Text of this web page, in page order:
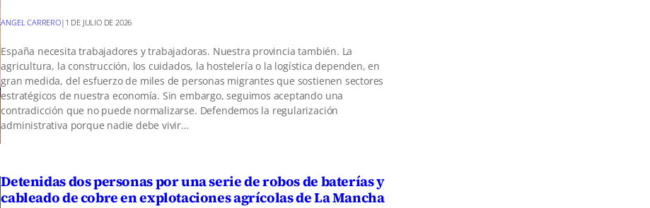
ANGEL CARRERO| 1 DE JULIO DE 2026
España necesita trabajadores y trabajadoras. Nuestra provincia también. La
agricultura, la construcción, los cuidados, la hostelería o la logística dependen, en
gran medida, del esfuerzo de miles de personas migrantes que sostienen sectores
estratégicos de nuestra economía. Sin embargo, seguimos aceptando una
contradicción que no puede normalizarse. Defendemos la regularización
administrativa porque nadie debe vivir…
Detenidas dos personas por una serie de robos de baterías y
cableado de cobre en explotaciones agrícolas de La Mancha